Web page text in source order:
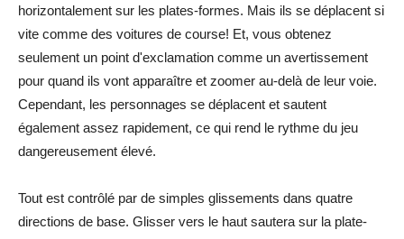
horizontalement sur les plates-formes. Mais ils se déplacent si
vite comme des voitures de course! Et, vous obtenez
seulement un point d'exclamation comme un avertissement
pour quand ils vont apparaître et zoomer au-delà de leur voie.
Cependant, les personnages se déplacent et sautent
également assez rapidement, ce qui rend le rythme du jeu
dangereusement élevé.
Tout est contrôlé par de simples glissements dans quatre
directions de base. Glisser vers le haut sautera sur la plate-